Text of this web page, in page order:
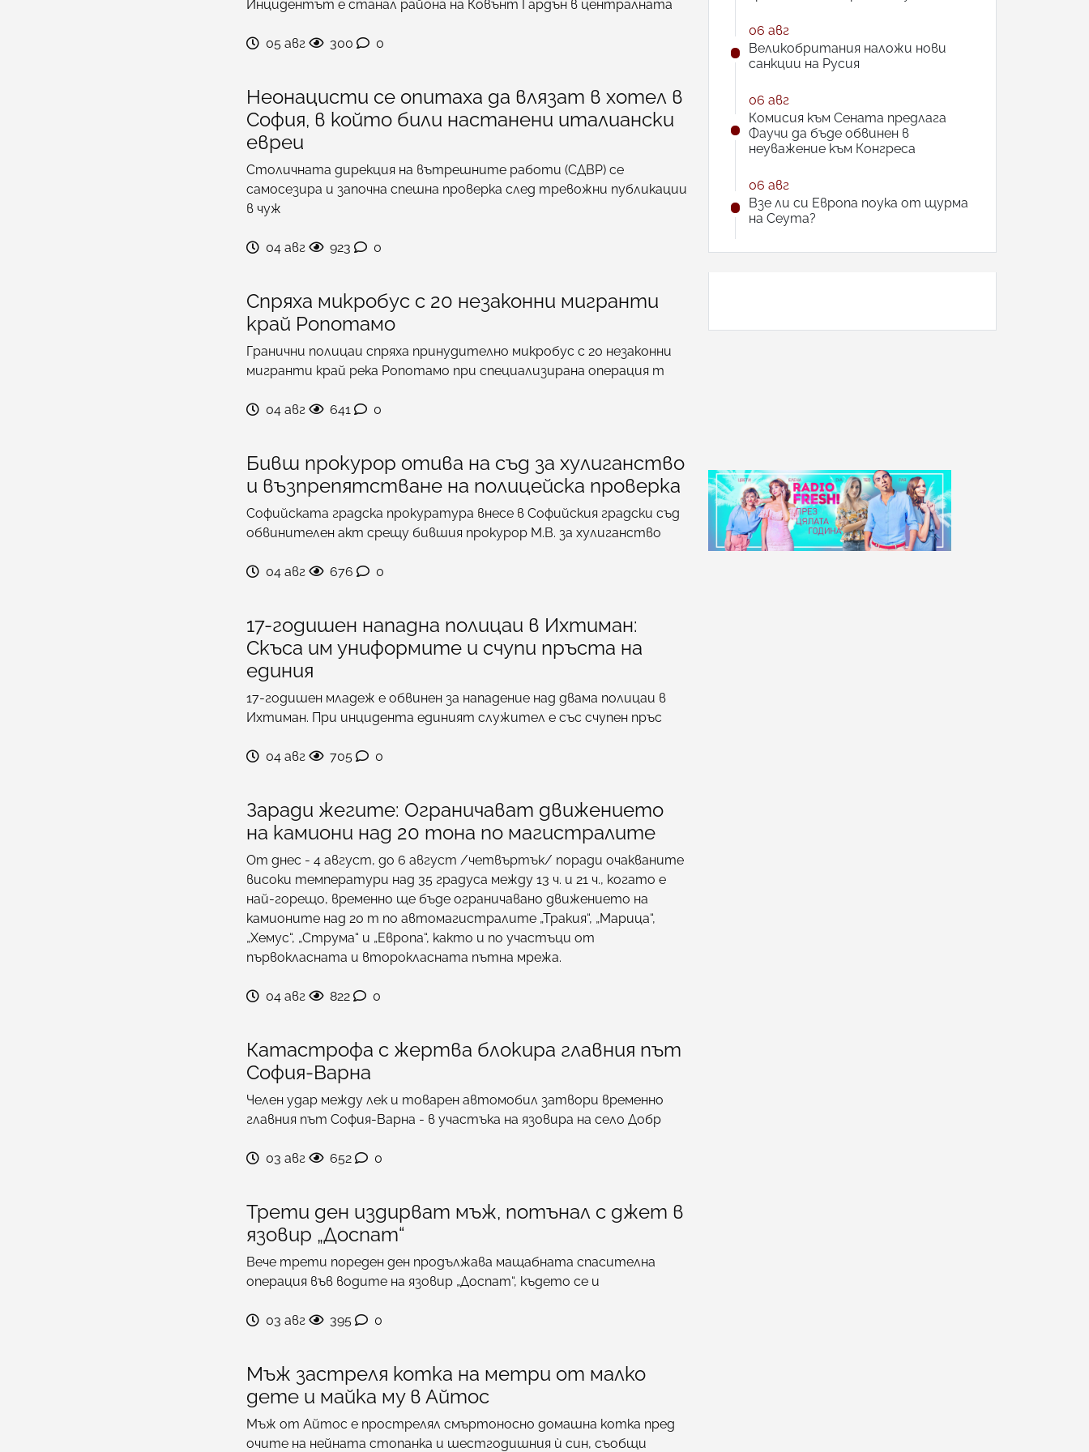
Инцидентът е станал района на Ковънт Гардън в централната
05 авг 300 0
Неонацисти се опитаха да влязат в хотел в
София, в който били настанени италиански
евреи
Столичната дирекция на вътрешните работи (СДВР) се
самосезира и започна спешна проверка след тревожни публикации
в чуж
04 авг 923 0
Спряха микробус с 20 незаконни мигранти
край Ропотамо
Гранични полицаи спряха принудително микробус с 20 незаконни
мигранти край река Ропотамо при специализирана операция т
04 авг 641 0
Бивш прокурор отива на съд за хулиганство
и възпрепятстване на полицейска проверка
Софийската градска прокуратура внесе в Софийския градски съд
обвинителен акт срещу бившия прокурор М.В. за хулиганство
04 авг 676 0
17-годишен нападна полицаи в Ихтиман:
Скъса им униформите и счупи пръста на
единия
17-годишен младеж е обвинен за нападение над двама полицаи в
Ихтиман. При инцидента единият служител е със счупен пръс
04 авг 705 0
Заради жегите: Ограничават движението
на камиони над 20 тона по магистралите
От днес - 4 август, до 6 август /четвъртък/ поради очакваните
високи температури над 35 градуса между 13 ч. и 21 ч., когато е
най-горещо, временно ще бъде ограничавано движението на
камионите над 20 т по автомагистралите „Тракия“, „Марица“,
„Хемус“, „Струма“ и „Европа“, както и по участъци от
първокласната и второкласната пътна мрежа.
04 авг 822 0
Катастрофа с жертва блокира главния път
София-Варна
Челен удар между лек и товарен автомобил затвори временно
главния път София-Варна - в участъка на язовира на село Добр
03 авг 652 0
Трети ден издирват мъж, потънал с джет в
язовир „Доспат“
Вече трети пореден ден продължава мащабната спасителна
операция във водите на язовир „Доспат“, където се и
03 авг 395 0
Мъж застреля котка на метри от малко
дете и майка му в Айтос
Мъж от Айтос е прострелял смъртоносно домашна котка пред
очите на нейната стопанка и шестгодишния ѝ син, съобщи
06 авг
Великобритания наложи нови
санкции на Русия
06 авг
Комисия към Сената предлага
Фаучи да бъде обвинен в
неуважение към Конгреса
06 авг
Взе ли си Европа поука от щурма
на Сеута?